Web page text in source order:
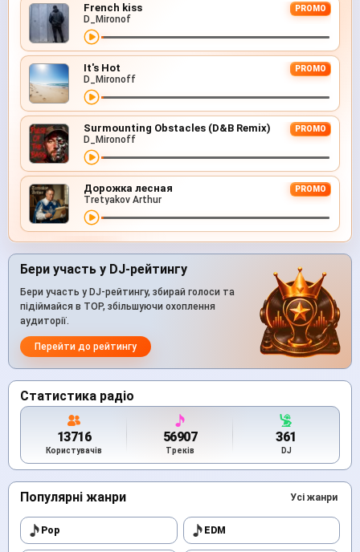
French kiss PROMO
D_Mironof
It's Hot PROMO
D_Mironoff
Surmounting Obstacles (D&B Remix) PROMO
D_Mironoff
Дорожка лесная PROMO
Tretyakov Arthur
Бери участь у DJ-рейтингу
Бери участь у DJ-рейтингу, збирай голоси та
підіймайся в TOP, збільшуючи охоплення
аудиторії.
Перейти до рейтингу
Статистика радіо
13716
Користувачів
56907
Треків
361
DJ
Популярні жанри Усі жанри
Pop EDM